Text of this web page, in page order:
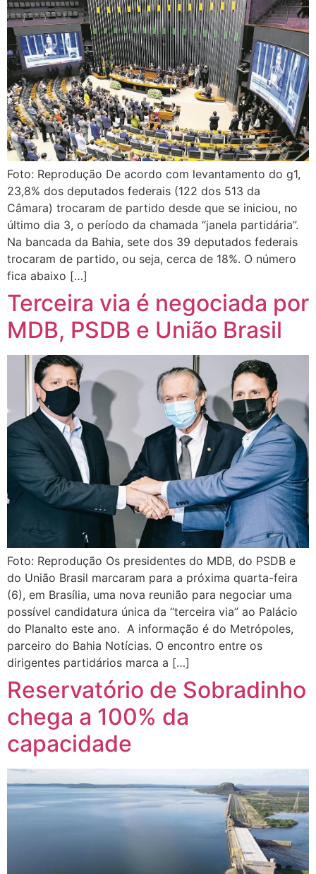
Foto: Reprodução De acordo com levantamento do g1,
23,8% dos deputados federais (122 dos 513 da
Câmara) trocaram de partido desde que se iniciou, no
último dia 3, o período da chamada “janela partidária”.
Na bancada da Bahia, sete dos 39 deputados federais
trocaram de partido, ou seja, cerca de 18%. O número
fica abaixo […]
Terceira via é negociada por
MDB, PSDB e União Brasil
Foto: Reprodução Os presidentes do MDB, do PSDB e
do União Brasil marcaram para a próxima quarta-feira
(6), em Brasília, uma nova reunião para negociar uma
possível candidatura única da “terceira via” ao Palácio
do Planalto este ano. A informação é do Metrópoles,
parceiro do Bahia Notícias. O encontro entre os
dirigentes partidários marca a […]
Reservatório de Sobradinho
chega a 100% da
capacidade